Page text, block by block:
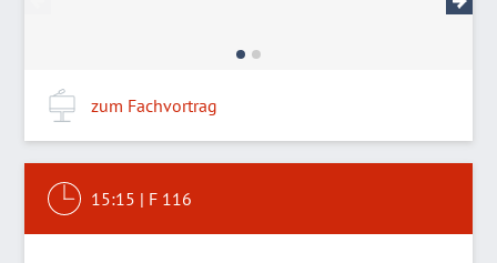
zum Fachvortrag
15:15 | F 116